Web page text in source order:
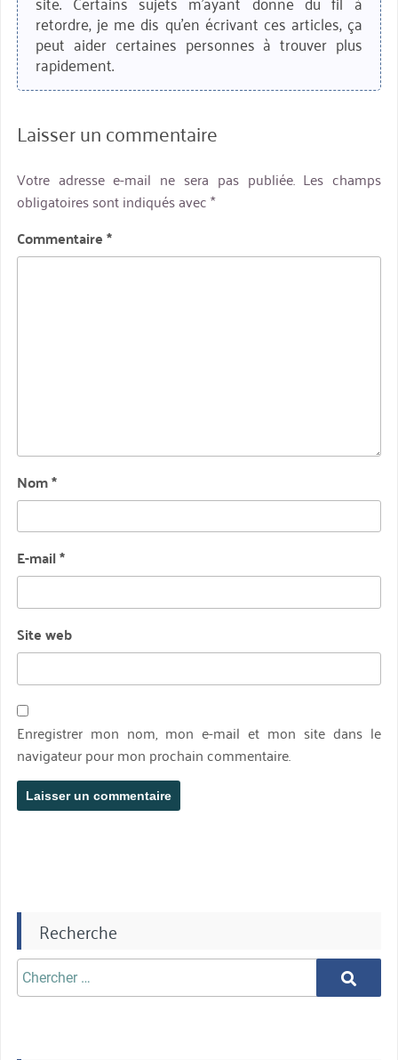
retordre, je me dis qu'en écrivant ces articles, ça
peut aider certaines personnes à trouver plus
rapidement.
Laisser un commentaire
Votre adresse e-mail ne sera pas publiée. Les champs
obligatoires sont indiqués avec*
Commentaire*
Nom*
E-mail*
Site web
Enregistrer mon nom, mon e-mail et mon site dans le
navigateur pour mon prochain commentaire.
Recherche
Chercher
aprè:
Chercher